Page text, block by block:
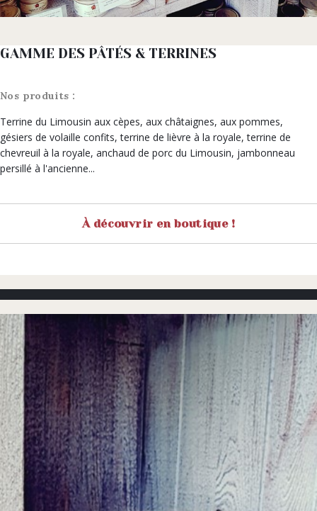
GAMME DES PÂTÉS & TERRINES
Nos produits :
Terrine du Limousin aux cèpes, aux châtaignes, aux pommes,
gésiers de volaille confits, terrine de lièvre à la royale, terrine de
chevreuil à la royale, anchaud de porc du Limousin, jambonneau
persillé à l'ancienne...
À découvrir en boutique !